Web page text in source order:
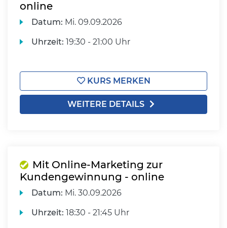
online
Datum: Mi. 09.09.2026
Uhrzeit: 19:30 - 21:00 Uhr
KURS MERKEN
WEITERE DETAILS
Mit Online-Marketing zur
Kundengewinnung - online
Datum: Mi. 30.09.2026
Uhrzeit: 18:30 - 21:45 Uhr